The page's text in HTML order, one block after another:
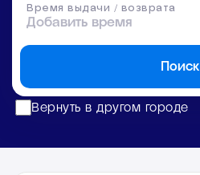
Время выдачи / возврата
Добавить время
Поиск
Вернуть в другом городе